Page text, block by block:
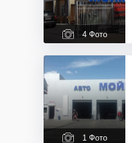
4 Фото
1 Фото